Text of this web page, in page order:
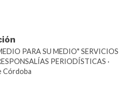
para prevenir y combatir los
PARA SU MEDIO" SERVICIOS
PERIODÍSTICAS ·
Córdoba